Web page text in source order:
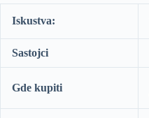
Iskustva:
Sastojci
Gde kupiti